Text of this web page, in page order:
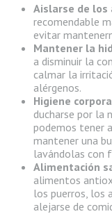
Aislarse de los
recomendable
evitar
Mantener la
a disminuir la
calmar la
alérgenos.
Higiene
ducharse por la
podemos tener
mantener una
lavándolas con
Alimentación
alimentos
los puerros, los
alejarse de